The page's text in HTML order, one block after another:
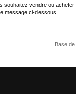
souhaitez vendre ou
ci-dessous.
Base